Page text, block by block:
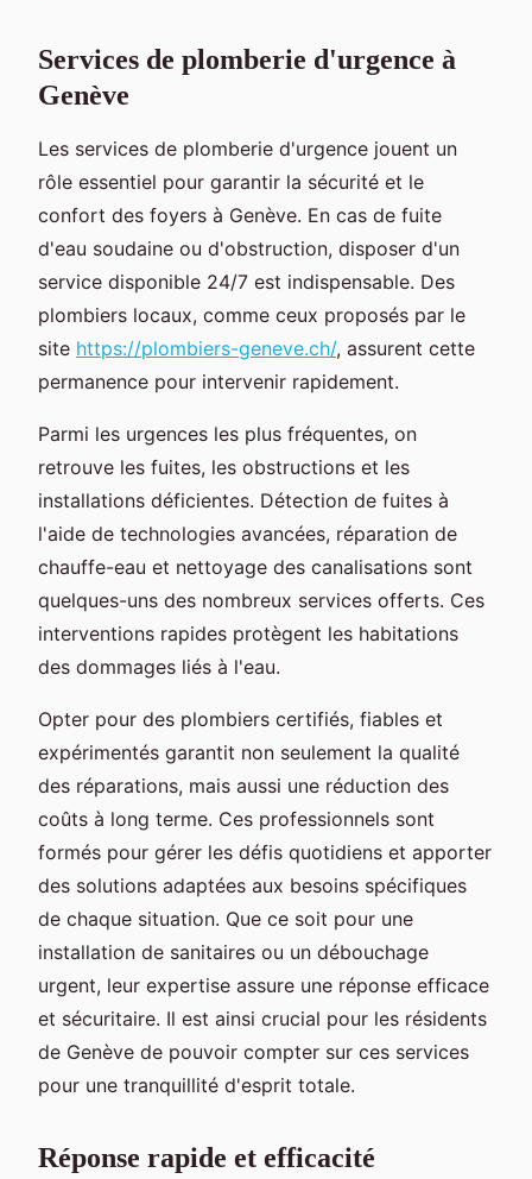
Services de plomberie d'urgence à
Genève
Les services de plomberie d'urgence jouent un
rôle essentiel pour garantir la sécurité et le
confort des foyers à Genève. En cas de fuite
d'eau soudaine ou d'obstruction, disposer d'un
service disponible 24/7 est indispensable. Des
plombiers locaux, comme ceux proposés par le
site https://plombiers-geneve.ch/, assurent cette
permanence pour intervenir rapidement.
Parmi les urgences les plus fréquentes, on
retrouve les fuites, les obstructions et les
installations déficientes. Détection de fuites à
l'aide de technologies avancées, réparation de
chauffe-eau et nettoyage des canalisations sont
quelques-uns des nombreux services offerts. Ces
interventions rapides protègent les habitations
des dommages liés à l'eau.
Opter pour des plombiers certifiés, fiables et
expérimentés garantit non seulement la qualité
des réparations, mais aussi une réduction des
coûts à long terme. Ces professionnels sont
formés pour gérer les défis quotidiens et apporter
des solutions adaptées aux besoins spécifiques
de chaque situation. Que ce soit pour une
installation de sanitaires ou un débouchage
urgent, leur expertise assure une réponse efficace
et sécuritaire. Il est ainsi crucial pour les résidents
de Genève de pouvoir compter sur ces services
pour une tranquillité d'esprit totale.
Réponse rapide et efficacité